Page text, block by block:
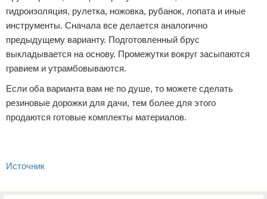
гидроизоляция, рулетка, ножовка, рубанок, лопата и иные
инструменты. Сначала все делается аналогично
предыдущему варианту. Подготовленный брус
выкладывается на основу. Промежутки вокруг засыпаются
гравием и утрамбовываются.
Если оба варианта вам не по душе, то можете сделать
резиновые дорожки для дачи, тем более для этого
продаются готовые комплекты материалов.
Источник